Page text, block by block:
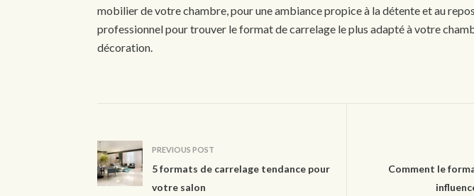
mobilier de votre chambre, pour une ambiance propice à la détente et au
professionnel pour trouver le format de carrelage le plus adapté à votre
décoration.
PREVIOUS POST
5 formats de carrelage tendance pour
votre salon
Comment le